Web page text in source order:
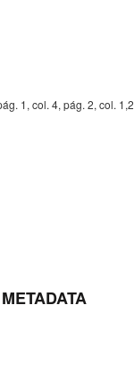
1, col. 4, pág. 2, col. 1,2